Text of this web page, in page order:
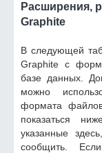
Расширения,
Graphite
В следующей
Graphite с
базе данных.
можно
формата
показаться
указанные
сообщить.